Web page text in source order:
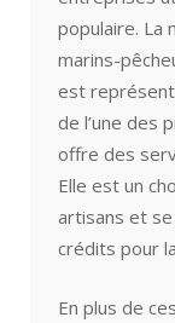
populaire. La
marins-
est
de l’une des
offre des
Elle est un
artisans et
crédits pour
En plus de